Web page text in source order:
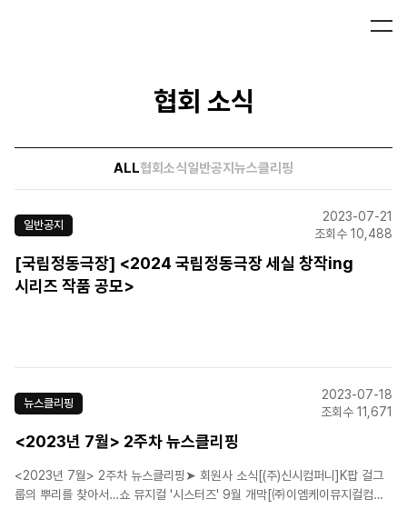
협회 소식
ALL협회소식일반공지 뉴스클리핑
일반공지
2023-07-21
조회수 10,488
[국립정동극장] <2024 국립정동극장 세실 창작ing
시리즈 작품 공모>
뉴스클리핑
2023-07-18
조회수 11,671
<2023년 7월> 2주차 뉴스클리핑
<2023년 7월> 2주차 뉴스클리핑➤ 회원사 소식[(주)신시컴퍼니]K팝 걸그
룹의 뿌리를 찾아서…쇼 뮤지컬 '시스터즈' 9월 개막[㈜이엠케이뮤지컬컴퍼